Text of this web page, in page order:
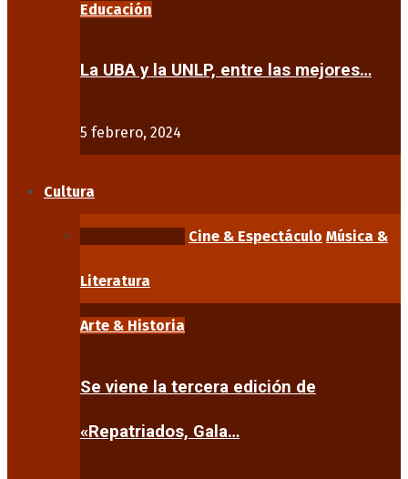
Educación
La UBA y la UNLP, entre las mejores…
5 febrero, 2024
Cultura
Cine & Espectáculo Música &
Literatura
Arte & Historia
Se viene la tercera edición de
«Repatriados, Gala…